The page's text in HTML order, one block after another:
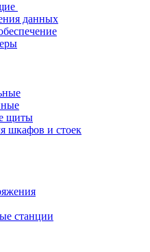
данных
щиты
шкафов и стоек
станции